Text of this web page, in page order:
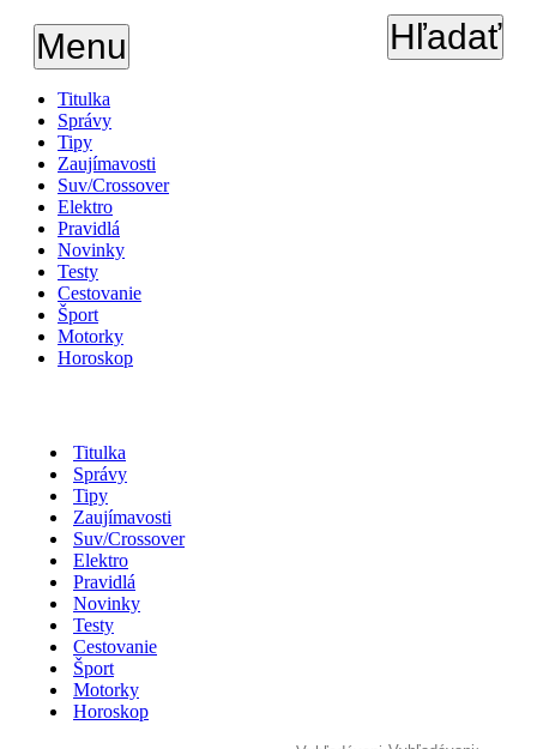
Menu Hľadať
Titulka
Správy
Tipy
Zaujímavosti
Suv/Crossover
Elektro
Pravidlá
Novinky
Testy
Cestovanie
Šport
Motorky
Horoskop
Titulka
Správy
Tipy
Zaujímavosti
Suv/Crossover
Elektro
Pravidlá
Novinky
Testy
Cestovanie
Šport
Motorky
Horoskop